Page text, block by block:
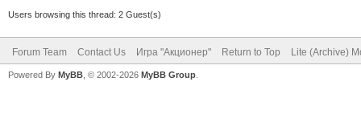
Users browsing this thread: 2 Guest(s)
Forum Team Contact Us Игра "Акционер" Return to Top Lite (Archive)
Powered By MyBB , © 2002-2026 MyBB Group